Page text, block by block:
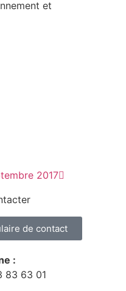
et
2017
de contact
:
83 63 01